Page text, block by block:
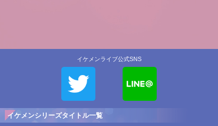
イケメンライブ公式SNS
イケメンシリーズタイトル一覧